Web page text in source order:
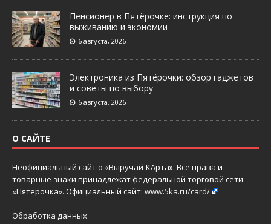
Пенсионер в Пятёрочке: инструкция по
выживанию и экономии
6 августа, 2026
Электроника из Пятёрочки: обзор гаджетов
и советы по выбору
6 августа, 2026
О САЙТЕ
Неофициальный сайт о «Выручай-КАрта». Все права и
товарные знаки принадлежат федеральной торговой сети
«Пятёрочка». Официальный сайт: www.5ka.ru/card/
Обработка данных